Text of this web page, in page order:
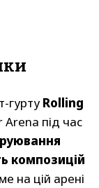
гурту Rolling
Arena під час
композицій
на цій арені